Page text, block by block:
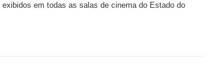
em todas as salas de cinema do Estado do